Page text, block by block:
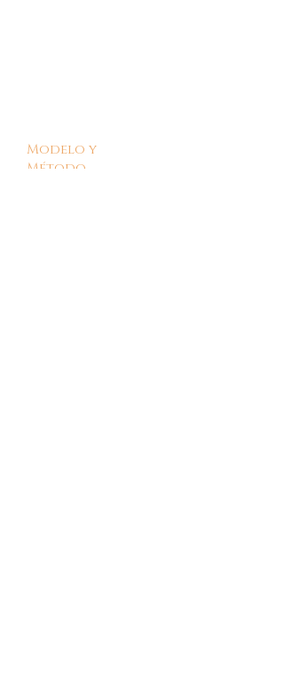
Modelo y
Método